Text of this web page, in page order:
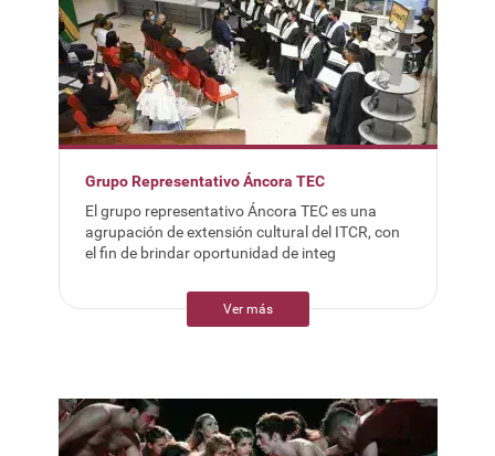
Grupo Representativo Áncora TEC
El grupo representativo Áncora TEC es una
agrupación de extensión cultural del ITCR, con
el fin de brindar oportunidad de integ
Ver más